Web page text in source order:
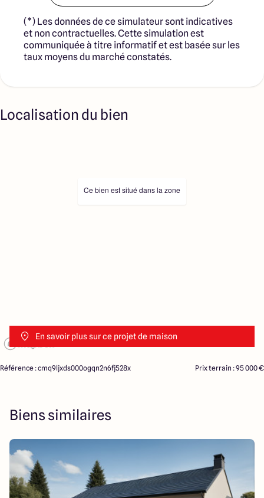
(*) Les données de ce simulateur sont indicatives
et non contractuelles. Cette simulation est
communiquée à titre informatif et est basée sur les
taux moyens du marché constatés.
Localisation du bien
En savoir plus sur ce projet de maison
Ce bien est situé dans la zone
Référence : cmq9ljxds000ogqn2n6fj528x Prix terrain : 95 000 €
Biens similaires